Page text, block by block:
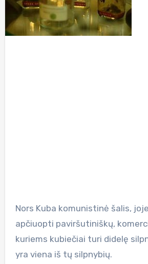
Nors Kuba komunistinė šalis, joje vis dar galima
apčiuopti paviršutiniškų,
kuriems kubiečiai turi didelę
yra viena iš tų silpnybių.